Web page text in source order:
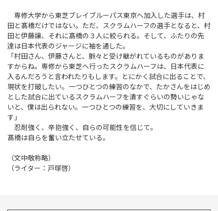
専修大学から東芝ブレイブルーパス東京へ加入した選手は、村
田と髙橋だけではない。ただ、スクラムハーフの選手となると、村
田と伊藤譲、それに髙橋の３人に絞られる。そして、ふたりの先
達は日本代表のジャージに袖を通した。
「村田さん、伊藤さんと、脈々と受け継がれているものがありま
すからね。専修から東芝へ行ったスクラムハーフは、日本代表に
入るんだろうと言われたりもします。とにかく試合に出ることで、
現状を打破したい。一つひとつの練習のなかで、たかさんをはじめ
とした試合に出ているスクラムハーフを潰すぐらいの勢いじゃな
いと、僕は出られない。一つひとつの練習を、大切にしていきま
す」
忍耐強く、辛抱強く、自らの可能性を信じて。
髙橋は自らを奮い立たせている。
（文中敬称略）
（ライター：戸塚啓）